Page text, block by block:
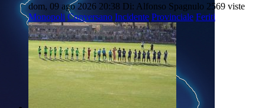
dom, 09 ago 2026 20:38 Di: Alfonso Spagnulo 2569 viste
Monopoli Conversano Incidente Provinciale Feriti